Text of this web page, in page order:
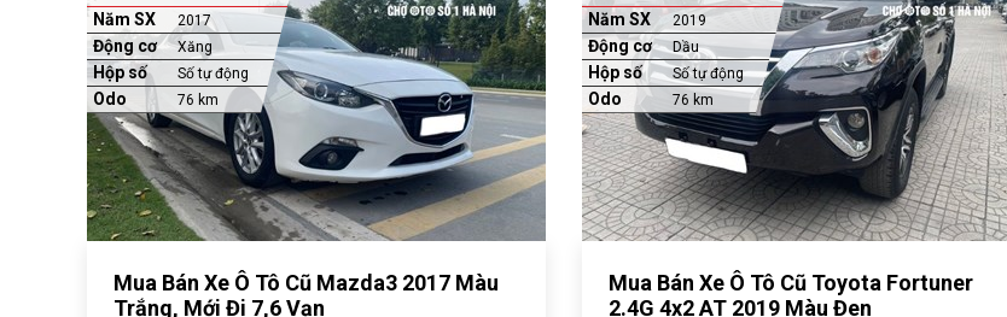
Năm SX 2017
Động cơ Xăng
Hộp số Số tự động
Odo 76 km
Mua Bán Xe Ô Tô Cũ Mazda3 2017 Màu
Trắng, Mới Đi 7,6 Vạn
Năm SX 2019
Động cơ Dầu
Hộp số Số tự động
Odo 76 km
Mua Bán Xe Ô Tô Cũ Toyota Fortuner
2.4G 4x2 AT 2019 Màu Đen